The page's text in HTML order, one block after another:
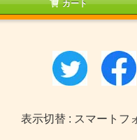
カート
表示切替 : スマートフ